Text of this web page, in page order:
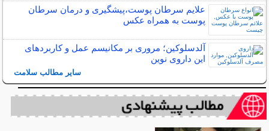
علایم سرطان پوست،پیشگیری و درمان سرطان
پوست به همراه عکس
آلدسلوکین؛ مروری بر مکانیسم عمل و کاربردهای
این داروی نوین
سایر مطالب سلامت